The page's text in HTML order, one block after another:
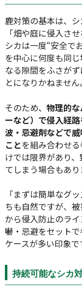
鹿対策の基本は、
「畑や庭に侵入さ
シカは一度“安全で
を中心に何度も同
なる隙間をふさが
とになりかねません。
そのため、 物理的
ーなど）で侵入経
波・忌避剤などで
ことを組み合わせ
けでは限界があり
てしまう場合もあり
「まずは簡単なグ
ちも自然ですが、
から侵入防止のラ
嚇・忌避をセット
ケースが多い印象で
持続可能なシカ